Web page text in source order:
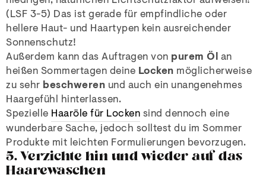
(LSF 3-5) Das ist gerade für empfindliche oder
hellere Haut- und Haartypen kein ausreichender
Sonnenschutz!
Außerdem kann das Auftragen von purem Öl
an
heißen Sommertagen deine Locken möglicherweise
zu sehr beschweren und auch ein unangenehmes
Haargefühl hinterlassen.
Spezielle Haaröle für Locken sind dennoch eine
wunderbare Sache, jedoch solltest du im Sommer
Produkte mit leichten Formulierungen bevorzugen.
5. Verzichte hin und wieder auf das
Haarewaschen